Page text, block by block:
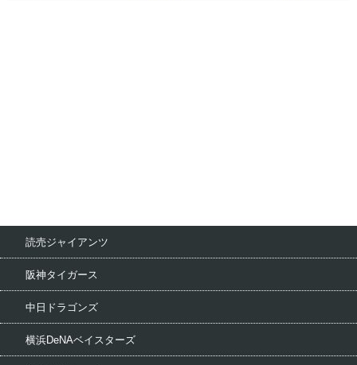
読売ジャイアンツ
阪神タイガース
中日ドラゴンズ
横浜DeNAベイスターズ